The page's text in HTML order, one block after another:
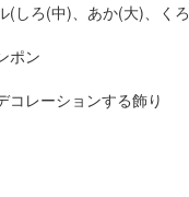
(しろ(中)、あか(大)、くろ
ポン
コレーションする飾り